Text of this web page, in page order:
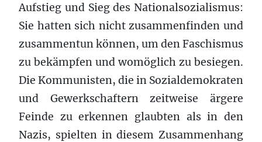
Aufstieg und Sieg des Nationalsozialismus:
Sie hatten sich nicht zusammenfinden und
zusammentun können, um den Faschismus
zu bekämpfen und womöglich zu besiegen.
Die Kommunisten, die in Sozialdemokraten
und Gewerkschaftern zeitweise ärgere
Feinde zu erkennen glaubten als in den
Nazis, spielten in diesem Zusammenhang